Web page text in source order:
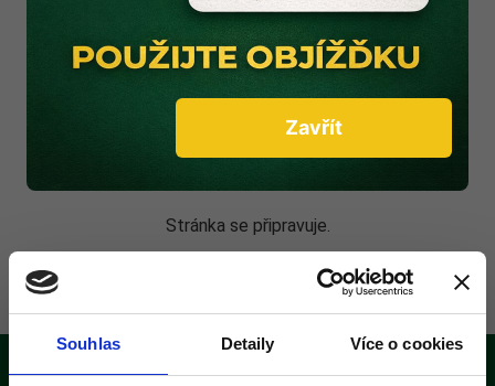
Souhlas Detaily Více o cookies
úpravu nadpisu
Klikněte zde pro úpravu textu.
Stránka se připravuje.
Zavřít